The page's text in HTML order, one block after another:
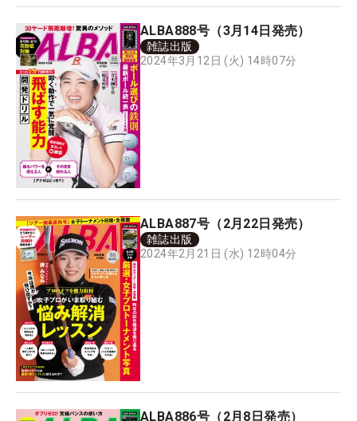
ALBA888号（3月14日発売）
雑誌出版
2024年3月12日 (火) 14時07分
ALBA887号（2月22日発売）
雑誌出版
2024年2月21日 (水) 12時04分
ALBA886号（2月8日発売）